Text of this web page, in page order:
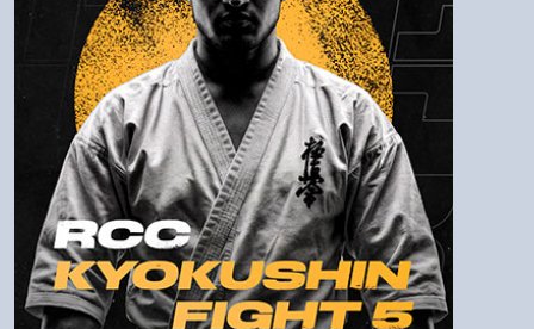
Пароль
Войти
Напомнить пароль
Регистрация